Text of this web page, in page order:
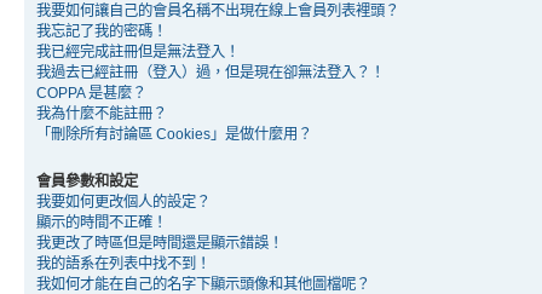
我要如何讓自己的會員名稱不出現在線上會員列表裡頭？
我忘記了我的密碼！
我已經完成註冊但是無法登入！
我過去已經註冊（登入）過，但是現在卻無法登入？！
COPPA 是甚麼？
我為什麼不能註冊？
「刪除所有討論區 Cookies」是做什麼用？
會員參數和設定
我要如何更改個人的設定？
顯示的時間不正確！
我更改了時區但是時間還是顯示錯誤！
我的語系在列表中找不到！
我如何才能在自己的名字下顯示頭像和其他圖檔呢？